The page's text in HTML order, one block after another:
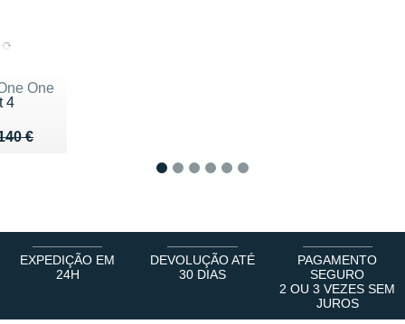
One
4
€
de 140 €
96 €
EXPEDIÇÃO EM
24H
DEVOLUÇÃO ATÉ
30 DIAS
PAGAMENTO
SEGURO
2 OU 3 VEZES SEM
JUROS